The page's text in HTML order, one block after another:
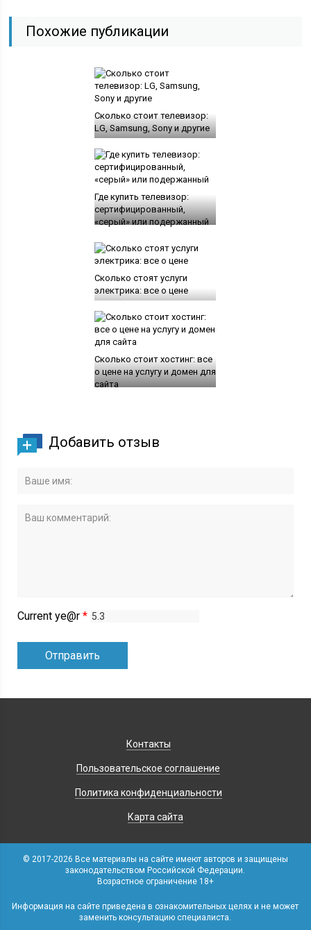
Похожие публикации
Сколько стоит телевизор:
LG, Samsung, Sony и другие
Где купить телевизор:
сертифицированный,
«серый» или подержанный
Сколько стоят услуги
электрика: все о цене
Сколько стоит хостинг: все
о цене на услугу и домен для
сайта
Добавить отзыв
Current ye@r*
Контакты
Пользовательское соглашение
Политика конфиденциальности
Карта сайта
© 2017-2026 Все материалы на сайте имеют авторов и защищены
законодательством Российской Федерации.
Возрастное ограничение 18+
Информация на сайте приведена в ознакомительных целях и не может
заменить консультацию специалиста.